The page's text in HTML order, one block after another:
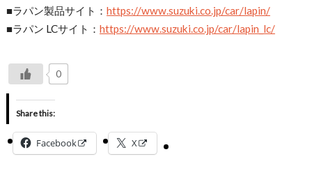
■ラパン製品サイト： https://www.suzuki.co.jp/car/lapin/
■ラパン LCサイト： https://www.suzuki.co.jp/car/lapin_lc/
0
Share this:
Facebook X